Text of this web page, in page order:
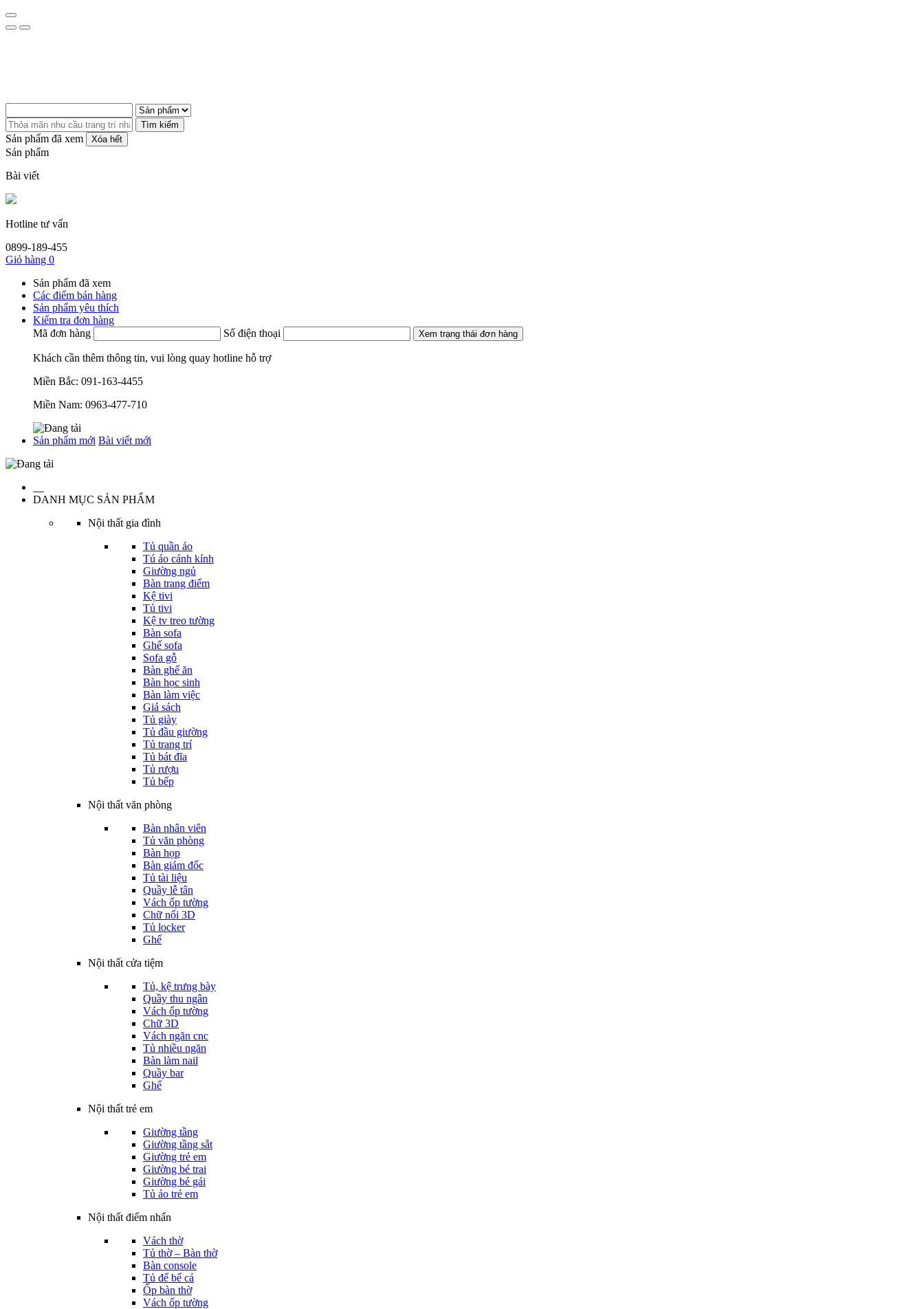
Tìm kiếm
Sản phẩm đã xem Xóa hết
Sản phẩm
Bài viết
Hotline tư vấn
0899-189-455
Giỏ hàng 0
Sản phẩm đã xem
Các điểm bán hàng
Sản phẩm yêu thích
Kiểm tra đơn hàng
Mã đơn hàng
Số điện thoại Xem trạng thái đơn hàng
Khách cần thêm thông tin, vui lòng quay hotline hỗ trợ
Miền Bắc: 091-163-4455
Miền Nam: 0963-477-710
Sản phẩm mới Bài viết mới
DANH MỤC SẢN PHẨM
Nội thất gia đình
Tủ quần áo
Tú áo cánh kính
Giường ngủ
Bàn trang điểm
Kệ tivi
Tủ tivi
Kệ tv treo tường
Bàn sofa
Ghế sofa
Sofa gỗ
Bàn ghế ăn
Bàn học sinh
Bàn làm việc
Giá sách
Tủ giày
Tủ đầu giường
Tủ trang trí
Tủ bát đĩa
Tủ rượu
Tủ bếp
Nội thất văn phòng
Bàn nhân viên
Tủ văn phòng
Bàn họp
Bàn giám đốc
Tủ tài liệu
Quầy lễ tân
Vách ốp tường
Chữ nổi 3D
Tủ locker
Ghế
Nội thất cửa tiệm
Tủ, kệ trưng bày
Quầy thu ngân
Vách ốp tường
Chữ 3D
Vách ngăn cnc
Tủ nhiều ngăn
Bàn làm nail
Quầy bar
Ghế
Nội thất trẻ em
Giường tầng
Giường tầng sắt
Giường trẻ em
Giường bé trai
Giường bé gái
Tủ áo trẻ em
Nội thất điểm nhấn
Vách thờ
Tủ thờ – Bàn thờ
Bàn console
Tủ để bể cá
Ốp bàn thờ
Vách ốp tường